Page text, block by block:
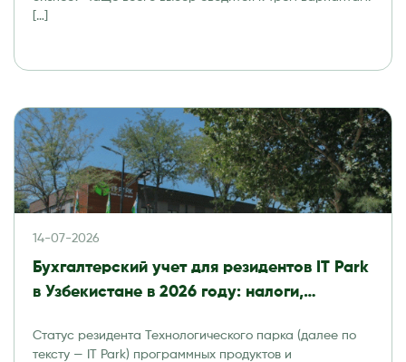
[…]
14-07-2026
Бухгалтерский учет для резидентов IT Park
в Узбекистане в 2026 году: налоги,
Статус резидента Технологического парка (далее по
тексту — IT Park) программных продуктов и